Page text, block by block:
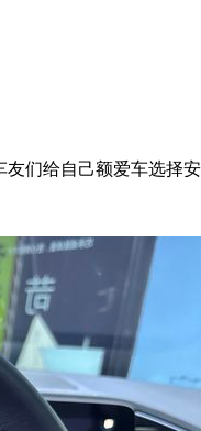
们给自己额爱车选择